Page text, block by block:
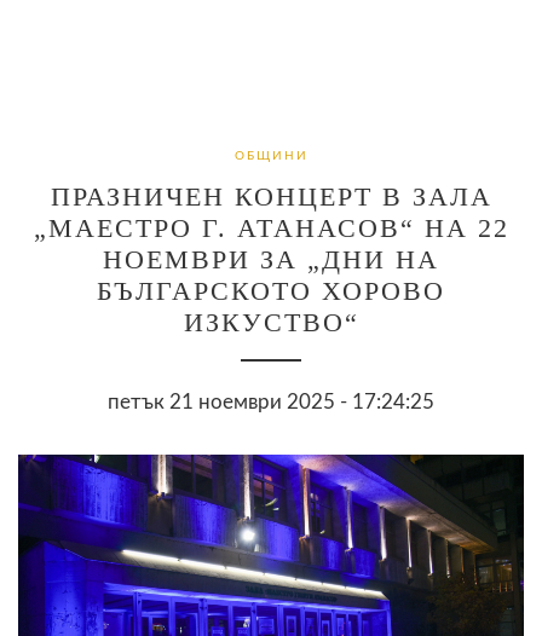
ОБЩИНИ
ПРАЗНИЧЕН КОНЦЕРТ В ЗАЛА
„МАЕСТРО Г. АТАНАСОВ“ НА 22
НОЕМВРИ ЗА „ДНИ НА
БЪЛГАРСКОТО ХОРОВО
ИЗКУСТВО“
петък 21 ноември 2025 - 17:24:25